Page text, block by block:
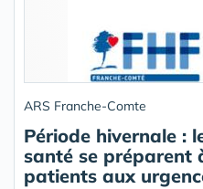
ARS Franche-Comte
Période hivernale :
santé se préparent
patients aux